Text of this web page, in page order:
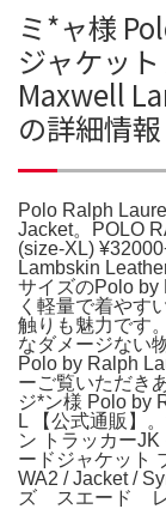
ミ*ャ様
ジャケッ
Maxwell
の詳細情報
Polo Ralph
Jacket。POLO
(size-XL)
Lambskin
サイズのPolo by
く軽量で着やす
触りも魅力です
なダメージない
Polo by Ralph
ーご覧いただき
ジ*ン様 Polo by
L 【公式通販】
ン トラッカー
ードジャケット
WA2 / Jacket /
ズ スエード レ